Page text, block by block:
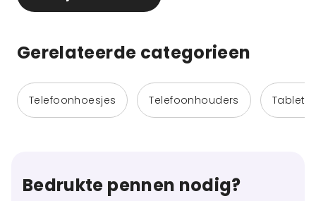
Gerelateerde categorieen
Telefoonhoesjes Telefoonhouders
Bedrukte pennen nodig?